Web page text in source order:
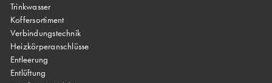
Trinkwasser
Koffersortiment
Verbindungstechnik
Heizkörperanschlüsse
Entleerung
Entlüftung